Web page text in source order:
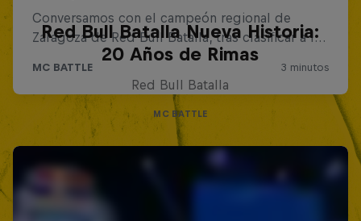
Red Bull Batalla Nueva Historia:
20 Años de Rimas
Red Bull Batalla
MC BATTLE